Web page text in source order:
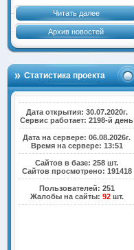
Читать далее
Архив новостей
Статистика проекта
Дата открытия: 30.07.2020г.
Сервис работает: 2198-й день
Дата на сервере: 06.08.2026г.
Время на сервере: 13:51
Сайтов в базе: 258 шт.
Сайтов просмотрено: 191418
Пользователей: 251
Жалобы на сайты: 92шт.